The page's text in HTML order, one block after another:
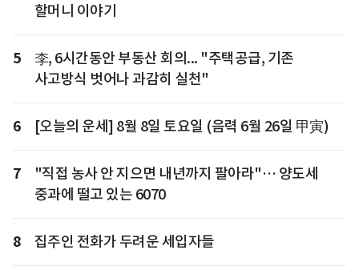
할머니 이야기
5
李, 6시간동안 부동산 회의... "주택공급, 기존
사고방식 벗어나 과감히 실천"
6 [오늘의 운세] 8월 8일 토요일 (음력 6월 26일 甲寅)
7
"직접 농사 안 지으면 내년까지 팔아라"… 양도세
중과에 떨고 있는 6070
8 집주인 전화가 두려운 세입자들